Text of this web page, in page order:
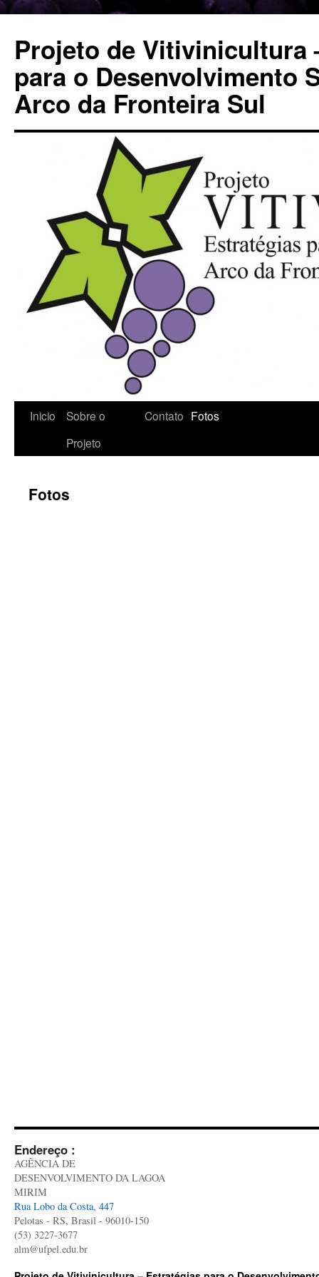
conteúdo
Projeto de Vitivinicultura
para o Desenvolvimento
Arco da Fronteira Sul
Inicio
Sobre o
Projeto
Contato Fotos
Fotos
Endereço :
AGÊNCIA DE
DESENVOLVIMENTO DA LAGOA
MIRIM
Rua Lobo da Costa, 447
Pelotas - RS, Brasil - 96010-150
(53) 3227-3677
alm@ufpel.edu.br